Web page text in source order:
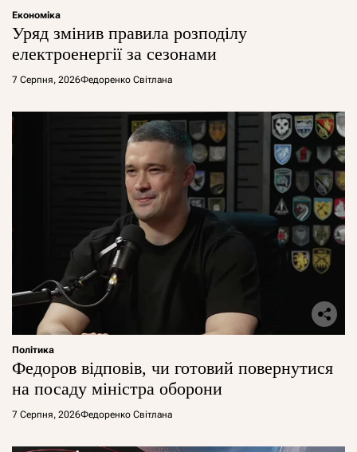
Економіка
Уряд змінив правила розподілу
електроенергії за сезонами
7 Серпня, 2026Федоренко Світлана
Політика
Федоров відповів, чи готовий повернутися
на посаду міністра оборони
7 Серпня, 2026Федоренко Світлана